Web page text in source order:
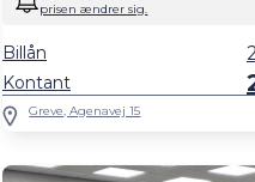
prisen ændrer sig.
Kontant
Billån
Greve, Agenavej 15